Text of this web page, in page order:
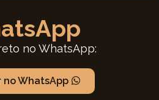
no WhatsApp:
no WhatsApp